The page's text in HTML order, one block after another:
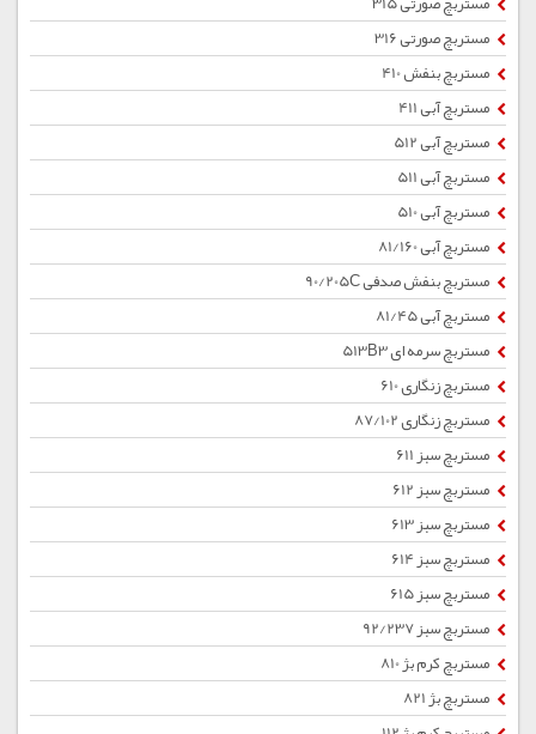
مستربچ صورتی 316
مستربچ بنفش 410
مستربچ آبی 411
مستربچ آبی 512
مستربچ آبی 511
مستربچ آبی 510
مستربچ آبی 81/160
مستربچ بنفش صدفی 90/205C
مستربچ آبی 81/45
مستربچ سرمه ای 513B3
مستربچ زنگاری 610
مستربچ زنگاری 87/102
مستربچ سبز 611
مستربچ سبز 612
مستربچ سبز 613
مستربچ سبز 614
مستربچ سبز 615
مستربچ سبز 92/237
مستربچ کرم بژ 810
مستربچ بژ 821